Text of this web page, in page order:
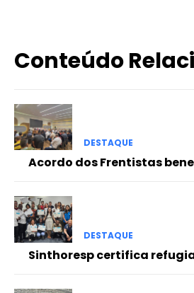
Conteúdo
DESTAQUE
Acordo dos Frentistas
DESTAQUE
Sinthoresp certifica